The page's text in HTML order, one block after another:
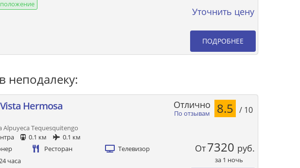
Уточнить цену
ПОДРОБНЕЕ
неподалеку:
Hermosa
Alpuyeca Tequesquitengo
0.1 км
0.1 км
Ресторан
Телевизор
часа
По отзывам
Отлично 8.5 / 10
От7320 руб.
за 1 ночь